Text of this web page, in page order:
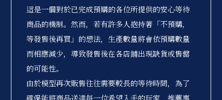
這是一個對於已完成預購的各位所提供的安心等待
商品的機制。然而，若有許多人抱持著「不預購，
等發售後再買」的想法，生產數量將會依預購數量
而相應減少，導致發售後在各店鋪出現缺貨或售罄
的可能性。
由於模型再次販售往往需要較長的等待時間，為了
確保能將商品送達每一位希望入手的玩家，推薦事